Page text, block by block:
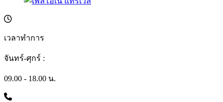
เวลาทำการ
จันทร์-ศุกร์ :
09.00 - 18.00 น.